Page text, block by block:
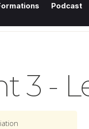
Podcast
3 -